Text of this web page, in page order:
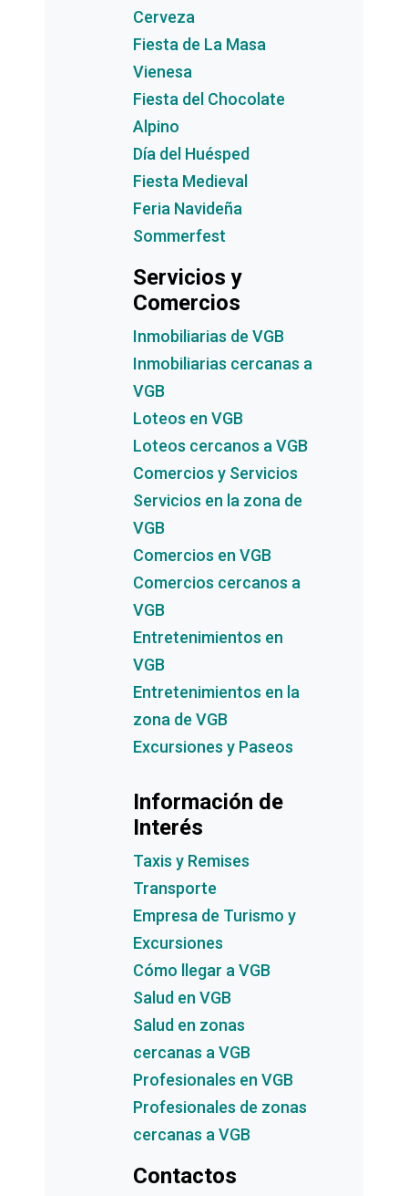
Cerveza
Fiesta de La Masa
Vienesa
Fiesta del Chocolate
Alpino
Día del Huésped
Fiesta Medieval
Feria Navideña
Sommerfest
Servicios y
Comercios
Inmobiliarias de VGB
Inmobiliarias cercanas a
VGB
Loteos en VGB
Loteos cercanos a VGB
Comercios y Servicios
Servicios en la zona de
VGB
Comercios en VGB
Comercios cercanos a
VGB
Entretenimientos en
VGB
Entretenimientos en la
zona de VGB
Excursiones y Paseos
Información de
Interés
Taxis y Remises
Transporte
Empresa de Turismo y
Excursiones
Cómo llegar a VGB
Salud en VGB
Salud en zonas
cercanas a VGB
Profesionales en VGB
Profesionales de zonas
cercanas a VGB
Contactos